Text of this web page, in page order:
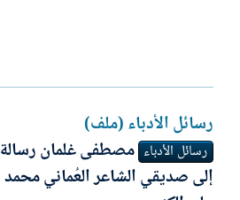
رسائل الأدباء (ملف)
رسائل الأدباء مصطفى غلمان رسالة
إلى صديقي الشاعر العُماني محمد